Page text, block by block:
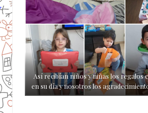
Así recibían niños y niñas los regalos
en su día y nosotros los